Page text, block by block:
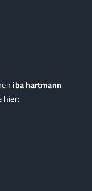
iba hartmann
hier: